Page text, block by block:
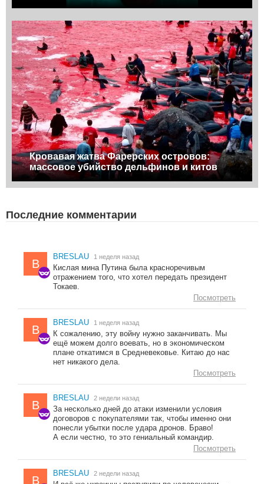
Кровавая жатва Фарерских островов:
массовое убийство дельфинов и китов
Последние комментарии
B
BRESLAU 1 неделя назад
Кислая мина Путина была красноречивым
отражением того, что хотел передать президент
Токаев.
Посмотреть
B
BRESLAU 1 неделя назад
К сожалению, эту войну нужно заканчивать. Мы
ещё можем долго воевать, но в экономическом
плане откатимся в Средневековье. Китаю до нас
нет никакого дела.
Посмотреть
B
BRESLAU 2 недели назад
За несколько дней до атаки изменили условия
договоров с покупателями так, чтобы именно они
понесли убытки после удара дронов. Браво!
А если честно, то это гениальный командир.
Посмотреть
B
BRESLAU 2 недели назад